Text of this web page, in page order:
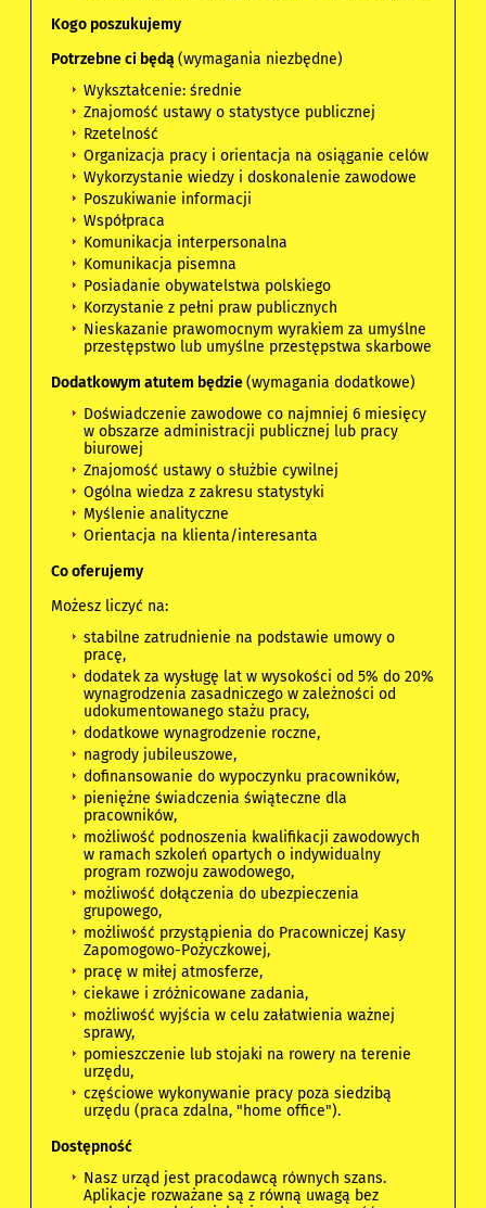
Kogo poszukujemy
Potrzebneci będą(wymagania niezbędne)
Wykształcenie: średnie
Znajomość ustawy o statystyce publicznej
Rzetelność
Organizacja pracy i orientacja na osiąganie celów
Wykorzystanie wiedzy i doskonalenie zawodowe
Poszukiwanie informacji
Współpraca
Komunikacja interpersonalna
Komunikacja pisemna
Posiadanie obywatelstwa polskiego
Korzystanie z pełni praw publicznych
Nieskazanie prawomocnym wyrakiem za umyślne
przestępstwo lub umyślne przestępstwa skarbowe
Dodatkowym atutem będzie(wymagania dodatkowe)
Doświadczenie zawodowe co najmniej 6 miesięcy
w obszarze administracji publicznej lub pracy
biurowej
Znajomość ustawy o służbie cywilnej
Ogólna wiedza z zakresu statystyki
Myślenie analityczne
Orientacja na klienta/interesanta
Cooferujemy
Możesz liczyć na:
stabilne zatrudnienie na podstawie umowy o
pracę,
dodatek za wysługę lat w wysokości od 5% do 20%
wynagrodzenia zasadniczego w zależności od
udokumentowanego stażu pracy,
dodatkowe wynagrodzenie roczne,
nagrody jubileuszowe,
dofinansowanie do wypoczynku pracowników,
pieniężne świadczenia świąteczne dla
pracowników,
możliwość podnoszenia kwalifikacji zawodowych
w ramach szkoleń opartych o indywidualny
program rozwoju zawodowego,
możliwość dołączenia do ubezpieczenia
grupowego,
możliwość przystąpienia do Pracowniczej Kasy
Zapomogowo-Pożyczkowej,
pracę w miłej atmosferze,
ciekawe i zróżnicowane zadania,
możliwość wyjścia w celu załatwienia ważnej
sprawy,
pomieszczenie lub stojaki na rowery na terenie
urzędu,
częściowe wykonywanie pracy poza siedzibą
urzędu (praca zdalna, "home office").
Dostępność
Nasz urząd jest pracodawcą równych szans.
Aplikacje rozważane są z równą uwagą bez